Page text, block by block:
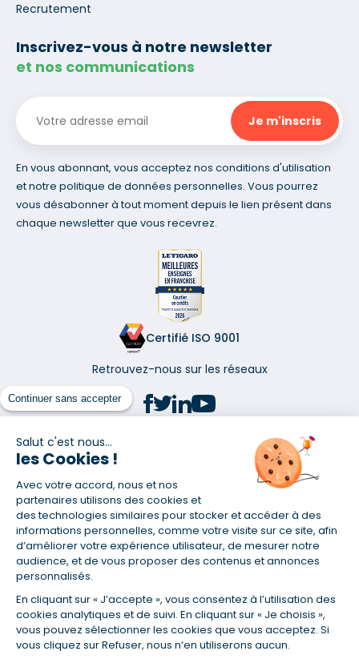
Continuer sans accepter
Salut c'est nous...
les Cookies !
Avec votre accord, nous et nos
partenaires utilisons des cookies et
des technologies similaires pour stocker et accéder à des
informations personnelles, comme votre visite sur ce site, afin
d’améliorer votre expérience utilisateur, de mesurer notre
audience, et de vous proposer des contenus et annonces
personnalisés.
En cliquant sur « J’accepte », vous consentez à l’utilisation des
cookies analytiques et de suivi. En cliquant sur « Je choisis »,
vous pouvez sélectionner les cookies que vous acceptez. Si
vous cliquez sur Refuser, nous n’en utiliserons aucun.
Recrutement
Inscrivez-vous à notre newsletter
et nos communications
En vous abonnant, vous acceptez nos conditions d'utilisation
et notre politique de données personnelles. Vous pourrez
vous désabonner à tout moment depuis le lien présent dans
chaque newsletter que vous recevrez.
Certifié ISO 9001
Retrouvez-nous sur les réseaux
(1) Taux fixe national hors assurance et selon votre profil
(2) Économie de 65 % pour l'assurance d'un prêt amortissable de 330
457,23 € à 0,90 % sur 19,5 ans, accordé à un salarié non cadre assuré à
100 % (décès, PTIA, IPP, ITT, IPP) âgé de 36 ans fumeur et une personne
salariée non cadre assurée à 100 % (décès, PTIA, IPP, ITT, IPP) âgée de 35
ans et non-fumeur, tous deux sans risque médical connu. Au
14/07/2019, coût de l'assurance proposée par la banque 179,08 €/mois
en moyenne contre 64,60 €/mois en moyenne au 14/07/2022 avec
Empruntis.com (TAEA : 0,44 %, coût total de l'assurance : 15 117,65 €).
(3) Taux minimum pour un crédit consommation d'un montant fixé entre
5 000 et 20 000 euros, selon profil et durée.
(4) La diminution du montant des mensualités entraîne l'allongement
de la durée de remboursement ainsi que la hausse du coût total du